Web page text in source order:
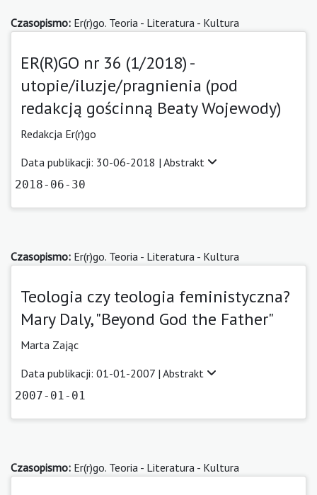
Czasopismo: Er(r)go. Teoria - Literatura - Kultura
ER(R)GO nr 36 (1/2018) -
utopie/iluzje/pragnienia (pod
redakcją gościnną Beaty Wojewody)
Redakcja Er(r)go
Data publikacji: 30-06-2018 | Abstrakt
2018-06-30
Czasopismo: Er(r)go. Teoria - Literatura - Kultura
Teologia czy teologia feministyczna?
Mary Daly, "Beyond God the Father"
Marta Zając
Data publikacji: 01-01-2007 | Abstrakt
2007-01-01
Czasopismo: Er(r)go. Teoria - Literatura - Kultura